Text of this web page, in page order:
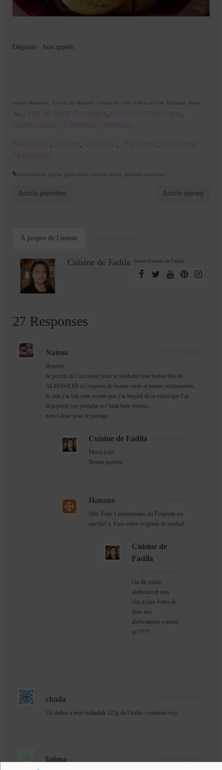
Déguster , bon appétit
cuisine Marocaine, Cuisine du Maghreb , Cuisine en vidéo , Gâteau de l’aid, Ramadan, Maroc
, Aid , ,
,
, , , ,
cuisinedefadila ghriba ghriba bahla mawlid nabawi pâtisserie marocaine
Article précédent Article suivant
À propos de l'auteur
Suivre Cuisine de Fadila:
Cuisine de Fadila
27 Responses
Naima
Bonsoir
Je profite de l’occasion pour te souhaiter une bonne fête de
ALMAWLID et t’esperer de bonne santè et bonne continuation ,
tu sais j’ai fait cette recette que j’ai inspirè de ta video que t’as
dèja postè sur youtube et c’etait bien rèussie.
merci donc pour le partage.
Cuisine de Fadila
Merci à toi
Bonne journée
Hanane
Slm. Feter l anniversaire du Prophete est
une bid’a. Faut eviter ce genre de souhait
Cuisine de
Fadila
On dit salam
aleikoum et non
slm il faut éviter de
faire des
abréviations comme
ça !!!!!!
chada
Un delice a teste nchaalah 125g de l huile c combien svp
fatima